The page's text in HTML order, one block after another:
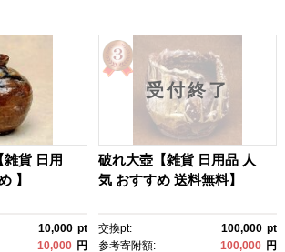
雑貨 日用
】
10,000 pt
10,000 円
受付終了
破れ大壺【雑貨 日用品 人
気 おすすめ 送料無料】
交換pt: 100,000 pt
参考寄附額:
100,000 円